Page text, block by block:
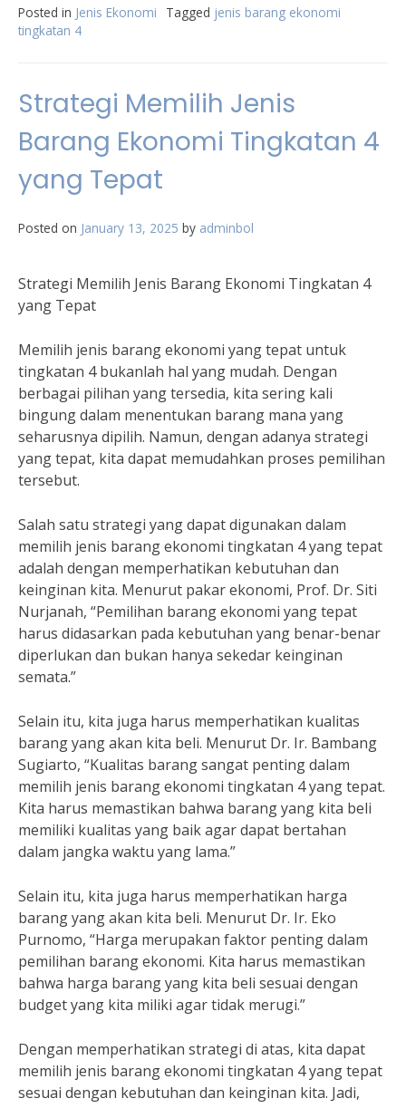
Posted in Jenis Ekonomi Tagged jenis barang ekonomi
tingkatan 4
Strategi Memilih Jenis
Barang Ekonomi Tingkatan 4
yang Tepat
Posted on January 13, 2025 by adminbol
Strategi Memilih Jenis Barang Ekonomi Tingkatan 4
yang Tepat
Memilih jenis barang ekonomi yang tepat untuk
tingkatan 4 bukanlah hal yang mudah. Dengan
berbagai pilihan yang tersedia, kita sering kali
bingung dalam menentukan barang mana yang
seharusnya dipilih. Namun, dengan adanya strategi
yang tepat, kita dapat memudahkan proses pemilihan
tersebut.
Salah satu strategi yang dapat digunakan dalam
memilih jenis barang ekonomi tingkatan 4 yang tepat
adalah dengan memperhatikan kebutuhan dan
keinginan kita. Menurut pakar ekonomi, Prof. Dr. Siti
Nurjanah, “Pemilihan barang ekonomi yang tepat
harus didasarkan pada kebutuhan yang benar-benar
diperlukan dan bukan hanya sekedar keinginan
semata.”
Selain itu, kita juga harus memperhatikan kualitas
barang yang akan kita beli. Menurut Dr. Ir. Bambang
Sugiarto, “Kualitas barang sangat penting dalam
memilih jenis barang ekonomi tingkatan 4 yang tepat.
Kita harus memastikan bahwa barang yang kita beli
memiliki kualitas yang baik agar dapat bertahan
dalam jangka waktu yang lama.”
Selain itu, kita juga harus memperhatikan harga
barang yang akan kita beli. Menurut Dr. Ir. Eko
Purnomo, “Harga merupakan faktor penting dalam
pemilihan barang ekonomi. Kita harus memastikan
bahwa harga barang yang kita beli sesuai dengan
budget yang kita miliki agar tidak merugi.”
Dengan memperhatikan strategi di atas, kita dapat
memilih jenis barang ekonomi tingkatan 4 yang tepat
sesuai dengan kebutuhan dan keinginan kita. Jadi,